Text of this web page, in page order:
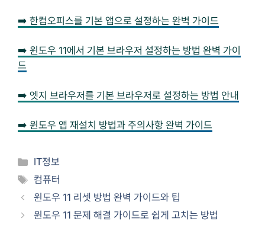
➡️ 한컴오피스를 기본 앱으로 설정하는 완벽 가이드
➡️ 윈도우 11에서 기본 브라우저 설정하는 방법 완벽 가이
드
➡️ 엣지 브라우저를 기본 브라우저로 설정하는 방법 안내
➡️ 윈도우 앱 재설치 방법과 주의사항 완벽 가이드
Categories
IT정보
Tags
컴퓨터
윈도우 11 리셋 방법 완벽 가이드와 팁
윈도우 11 문제 해결 가이드로 쉽게 고치는 방법